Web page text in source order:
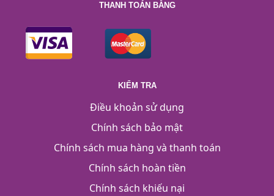
THANH TOÁN BẰNG
KIỂM TRA
Điều khoản sử dụng
Chính sách bảo mật
Chính sách mua hàng và thanh toán
Chính sách hoàn tiền
Chính sách khiếu nại